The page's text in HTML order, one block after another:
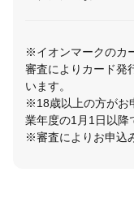
※イオンマークのカ
審査によりカード発
います。
※18歳以上の方がお
業年度の1月1日以降
※審査によりお申込